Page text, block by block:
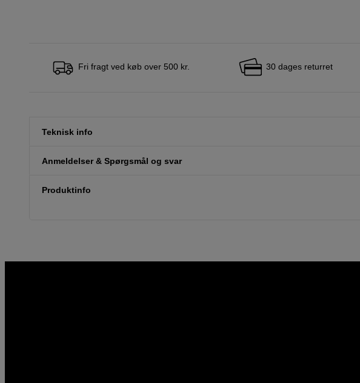
Fri fragt ved køb over 500 kr. 30 dages returret
Teknisk info
Anmeldelser & Spørgsmål og svar
Produktinfo